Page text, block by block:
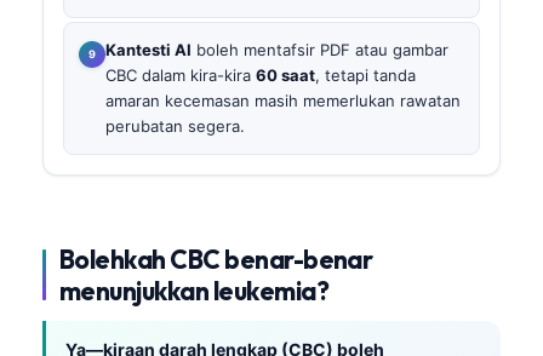
Kantesti AI boleh mentafsir PDF atau gambar
CBC dalam kira-kira 60 saat, tetapi tanda
amaran kecemasan masih memerlukan rawatan
perubatan segera.
Bolehkah CBC benar-benar
menunjukkan leukemia?
Ya—kiraan darah lengkap (CBC) boleh